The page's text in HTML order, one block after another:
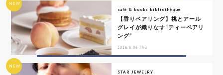
NEW
café & books bibliothèque
【香りペアリング】桃とアール
グレイが織りなす“ティーペアリ
ング”
2026.8.06 Thu
NEW
STAR JEWELRY